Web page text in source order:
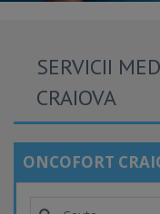
SERVICII
CRAIOVA
ONCOFORT